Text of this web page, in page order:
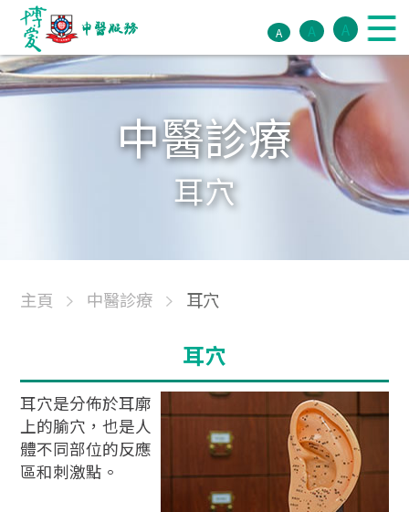
A A A
中醫診療
耳穴
主頁 中醫診療 耳穴
耳穴
耳穴是分佈於耳廓
上的腧穴，也是人
體不同部位的反應
區和刺激點。